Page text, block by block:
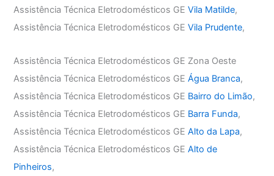
Assistência Técnica Eletrodomésticos GEVila Matilde,
Assistência Técnica Eletrodomésticos GEVila Prudente,
Assistência Técnica Eletrodomésticos GE Zona Oeste
Assistência Técnica Eletrodomésticos GEÁgua Branca,
Assistência Técnica Eletrodomésticos GE Bairro do Limão,
Assistência Técnica Eletrodomésticos GE Barra Funda,
Assistência Técnica Eletrodomésticos GEAlto da Lapa,
Assistência Técnica Eletrodomésticos GEAlto de
Pinheiros,